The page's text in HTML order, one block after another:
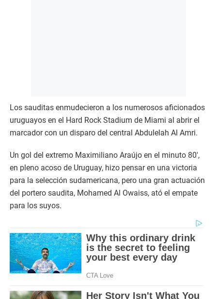
Los sauditas enmudecieron a los numerosos aficionados
uruguayos en el Hard Rock Stadium de Miami al abrir el
marcador con un disparo del central Abdulelah Al Amri.
Un gol del extremo Maximiliano Araújo en el minuto 80′,
en pleno acoso de Uruguay, hizo pensar en una victoria
para la selección sudamericana, pero una gran actuación
del portero saudita, Mohamed Al Owaiss, ató el empate
para los suyos.